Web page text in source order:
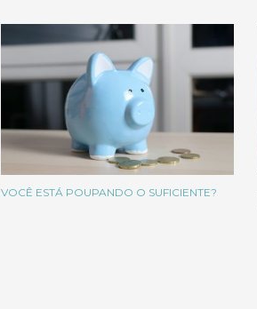
VOCÊ ESTÁ POUPANDO O SUFICIENTE?